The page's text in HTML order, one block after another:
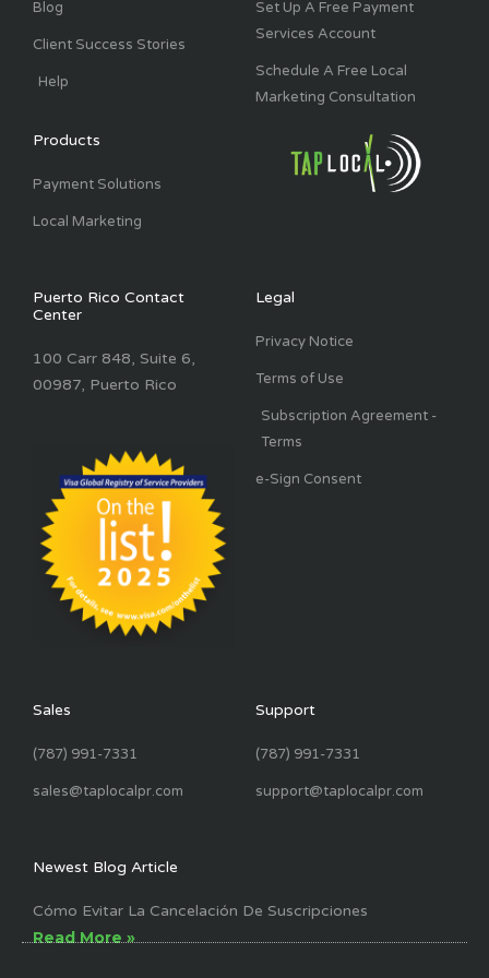
Products
Payment Solutions
Local Marketing
Set Up A Free Payment
Services Account
Schedule A Free Local
Marketing Consultation
Blog
Client Success Stories
Help
Puerto Rico Contact
Center
100 Carr 848, Suite 6,
00987, Puerto Rico
Legal
Privacy Notice
Terms of Use
Subscription Agreement -
Terms
e-Sign Consent
Sales
(787) 991-7331
sales@taplocalpr.com
Support
(787) 991-7331
support@taplocalpr.com
Newest Blog Article
Cómo Evitar La Cancelación De Suscripciones
Read More »